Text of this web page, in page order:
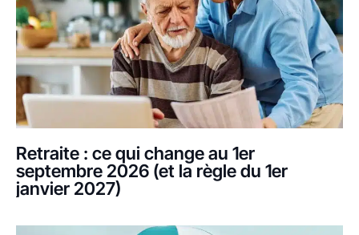
Retraite : ce qui change au 1er
septembre 2026 (et la règle du 1er
janvier 2027)